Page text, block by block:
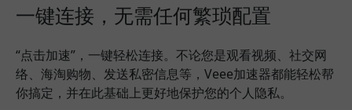
一键连接，无需任何繁琐配置
“点击加速”，一键轻松连接。不论您是观看视频、社交网
络、海淘购物、发送私密信息等，Veee加速器都能轻松帮
你搞定，并在此基础上更好地保护您的个人隐私。